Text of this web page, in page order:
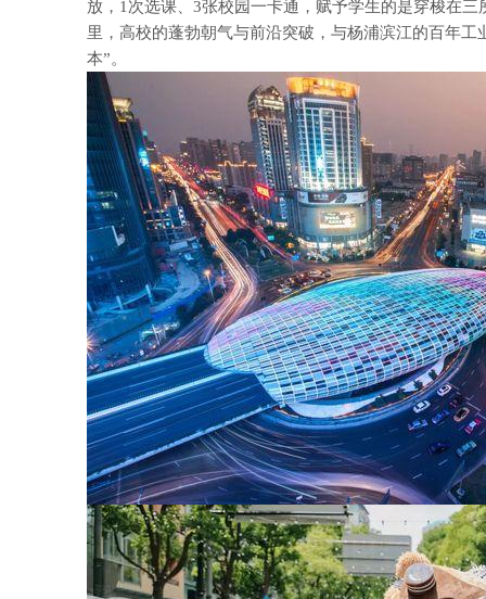
放，1次选课、3张校园一卡通，赋予学生的是穿梭在
里，高校的蓬勃朝气与前沿突破，与杨浦滨江的百年
本”。